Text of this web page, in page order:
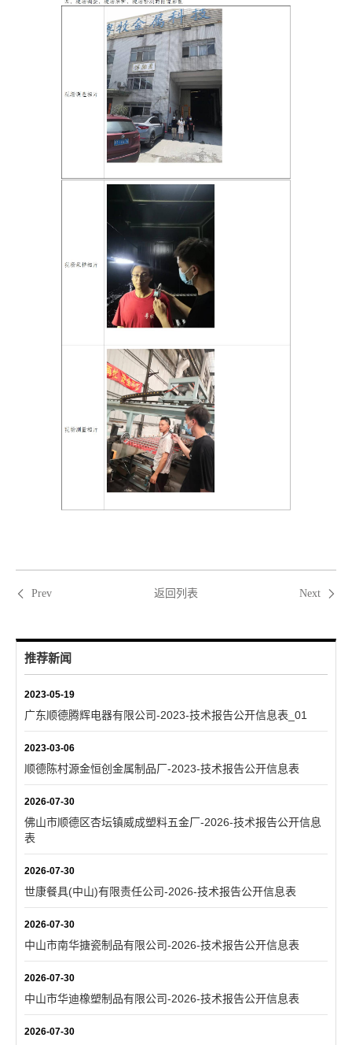
Prev 返回列表 Next
推荐新闻
2023-05-19
广东顺德腾辉电器有限公司-2023-技术报告公开信息表_01
2023-03-06
顺德陈村源金恒创金属制品厂-2023-技术报告公开信息表
2026-07-30
佛山市顺德区杏坛镇威成塑料五金厂-2026-技术报告公开信息
表
2026-07-30
世康餐具(中山)有限责任公司-2026-技术报告公开信息表
2026-07-30
中山市南华搪瓷制品有限公司-2026-技术报告公开信息表
2026-07-30
中山市华迪橡塑制品有限公司-2026-技术报告公开信息表
2026-07-30